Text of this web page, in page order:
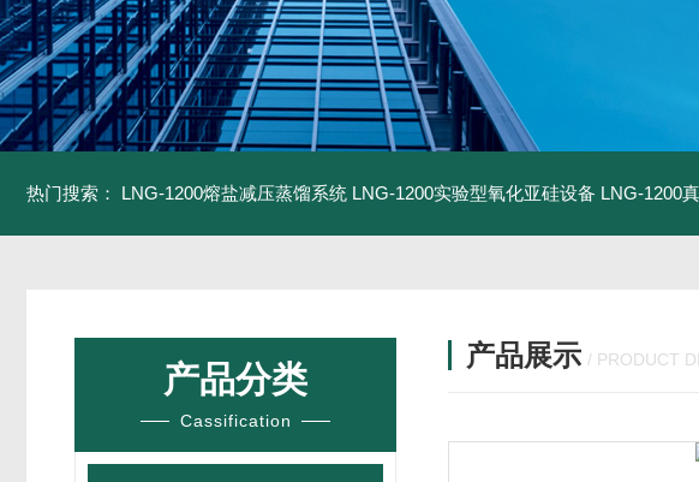
热门搜索： LNG-1200熔盐减压蒸馏系统 LNG-1200实验型氧化亚硅设备 LNG-1200
产品分类
Cassification
产品展示 / PRODUCT